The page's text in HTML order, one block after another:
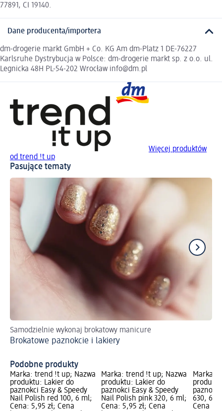
77891, CI 19140.
Dane producenta/importera
dm-drogerie markt GmbH + Co. KG Am dm-Platz 1 DE-76227
Karlsruhe Dystrybucja w Polsce: dm-drogerie markt sp. z o.o. ul.
Legnicka 48H PL-54-202 Wrocław info@dm.pl
Więcej produktów
od trend !t up
Pasujące tematy
Samodzielnie wykonaj brokatowy manicure
Brokatowe paznokcie i lakiery
Podobne produkty
Marka: trend !t up; Nazwa
produktu: Lakier do
paznokci Easy & Speedy
Nail Polish red 100, 6 ml;
Cena: 5,95 zł; Cena
Marka: trend !t up; Nazwa
produktu: Lakier do
paznokci Easy & Speedy
Nail Polish pink 320, 6 ml;
Cena: 5,95 zł; Cena
Marka:
630, 6
Cena